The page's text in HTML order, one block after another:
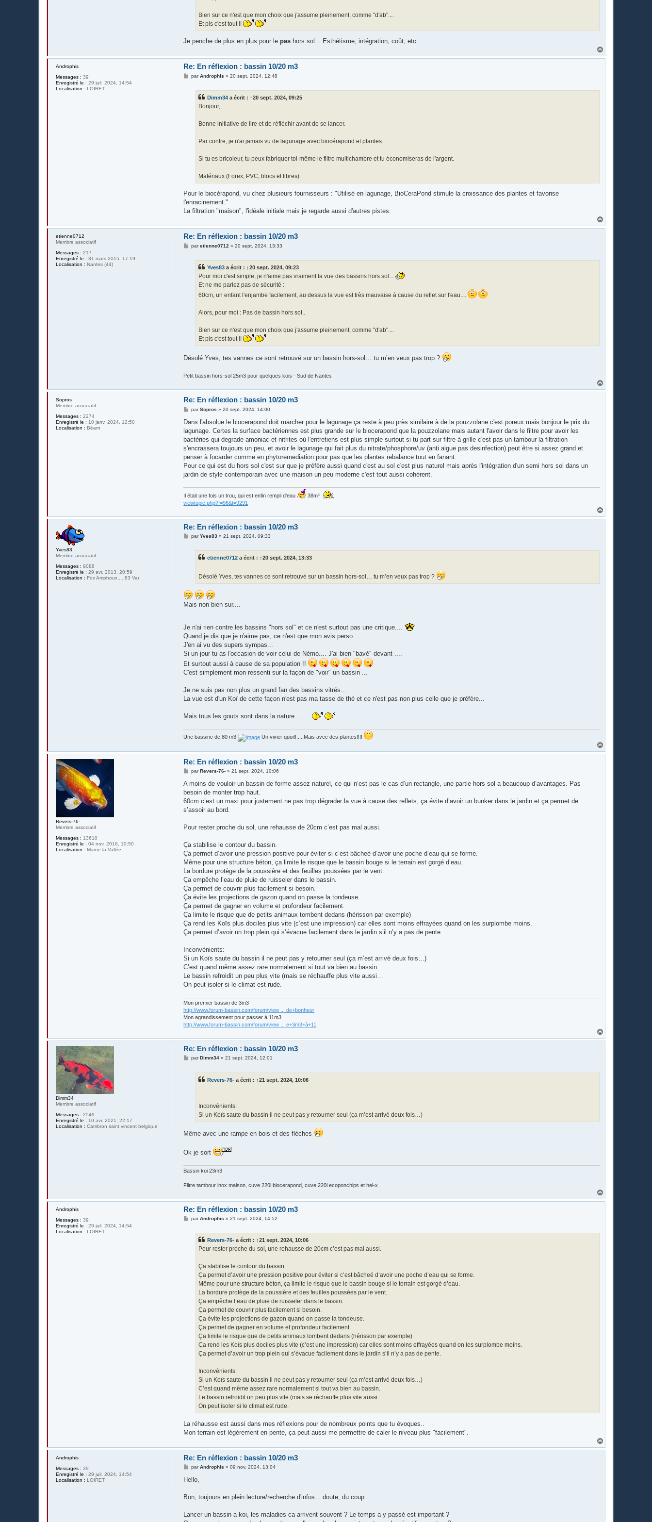
Bien sur ce n'est que mon choix que j'assume pleinement, comme "d'ab"....
Et pis c'est tout !!
Je penche de plus en plus pour le pas hors sol... Esthétisme, intégration, coût, etc...
a
Androphis
Messages : 39
Enregistré le : 29 juil. 2024, 14:54
Localisation : LOIRET
Re: En réflexion : bassin 10/20 m3
MparAndrophis »20 sept. 2024, 12:48
Dimm34 a écrit : ↑20 sept. 2024, 09:25
Bonjour,
Bonne initiative de lire et de réfléchir avant de se lancer.
Par contre, je n'ai jamais vu de lagunage avec biocérapond et plantes.
Si tu es bricoleur, tu peux fabriquer toi-même le filtre multichambre et tu économiseras de l'argent.
Matériaux (Forex, PVC, blocs et fibres).
Pour le biocérapond, vu chez plusieurs fournisseurs : "Utilisé en lagunage, BioCeraPond stimule la croissance des plantes et favorise
l'enracinement."
La filtration "maison", l'idéale initiale mais je regarde aussi d'autres pistes.
a
etienne0712
Membre associatif
Messages : 217
Enregistré le : 31 mars 2015, 17:19
Localisation : Nantes (44)
Re: En réflexion : bassin 10/20 m3
Mparetienne0712 »20 sept. 2024, 13:33
Yves83 a écrit : ↑20 sept. 2024, 09:23
Pour moi c'est simple, je n'aime pas vraiment la vue des bassins hors sol...
Et ne me parlez pas de sécurité :
60cm, un enfant l'enjambe facilement, au dessus la vue est très mauvaise à cause du reflet sur l'eau....
Alors, pour moi : Pas de bassin hors sol..
Bien sur ce n'est que mon choix que j'assume pleinement, comme "d'ab"....
Et pis c'est tout !!
Désolé Yves, tes vannes ce sont retrouvé sur un bassin hors-sol… tu m’en veux pas trop ?
Petit bassin hors-sol 25m3 pour quelques kois - Sud de Nantes
a
Sopros
Membre associatif
Messages : 2274
Enregistré le : 10 janv. 2024, 12:50
Localisation : Béarn
Re: En réflexion : bassin 10/20 m3
M
s
a
g
parSopros »20 sept. 2024, 14:00
Dans l'absolue le biocerapond doit marcher pour le lagunage ça reste à peu près similaire à de la pouzzolane c'est poreux mais bonjour le prix du
lagunage. Certes la surface bactériennes est plus grande sur le biocerapond que la pouzzolane mais autant l'avoir dans le filtre pour avoir les
bactéries qui degrade amoniac et nitrites où l'entretiens est plus simple surtout si tu part sur filtre à grille c'est pas un tambour la filtration
s'encrassera toujours un peu, et avoir le lagunage qui fait plus du nitrate/phosphore/uv (anti algue pas desinfection) peut être si assez grand et
penser à focarder comme en phytoremediation pour pas que les plantes rebalance tout en fanant.
Pour ce qui est du hors sol c'est sur que je préfère aussi quand c'est au sol c'est plus naturel mais après l'intégration d'un semi hors sol dans un
jardin de style contemporain avec une maison un peu moderne c'est tout aussi cohérent.
Il était une fois un trou, qui est enfin rempli d'eau
38m³
viewtopic.php?f=96&t=9291
a
Yves83
Membre associatif
Messages : 9088
Enregistré le : 29 avr. 2013, 20:59
Localisation : Fox Amphoux.....83 Var
Re: En réflexion : bassin 10/20 m3
MparYves83 »21 sept. 2024, 09:33
etienne0712 a écrit : ↑20 sept. 2024, 13:33
Désolé Yves, tes vannes ce sont retrouvé sur un bassin hors-sol… tu m’en veux pas trop ?
Mais non bien sur....
Je n'ai rien contre les bassins "hors sol" et ce n'est surtout pas une critique....
Quand je dis que je n'aime pas, ce n'est que mon avis perso..
J'en ai vu des supers sympas...
Si un jour tu as l'occasion de voir celui de Némo.... J'ai bien "bavé" devant ....
Et surtout aussi à cause de sa population !!
C'est simplement mon ressenti sur la façon de "voir" un bassin ...
Je ne suis pas non plus un grand fan des bassins vitrés...
La vue est d'un Koï de cette façon n'est pas ma tasse de thé et ce n'est pas non plus celle que je préfère...
Mais tous les gouts sont dans la nature........
Une bassine de 80 m3 Un vivier quoi!!.....Mais avec des plantes!!!!
a
Revers-76-
Membre associatif
Messages : 13610
Enregistré le : 04 nov. 2016, 10:50
Localisation : Marne la Vallée
Re: En réflexion : bassin 10/20 m3
M
s
a
g
parRevers-76- »21 sept. 2024, 10:06
A moins de vouloir un bassin de forme assez naturel, ce qui n’est pas le cas d’un rectangle, une partie hors sol a beaucoup d’avantages. Pas
besoin de monter trop haut.
60cm c’est un maxi pour justement ne pas trop dégrader la vue à cause des reflets, ça évite d’avoir un bunker dans le jardin et ça permet de
s’assoir au bord.
Pour rester proche du sol, une rehausse de 20cm c’est pas mal aussi.
Ça stabilise le contour du bassin.
Ça permet d’avoir une pression positive pour éviter si c’est bâcheé d’avoir une poche d’eau qui se forme.
Même pour une structure béton, ça limite le risque que le bassin bouge si le terrain est gorgé d’eau.
La bordure protège de la poussière et des feuilles poussées par le vent.
Ça empêche l’eau de pluie de ruisseler dans le bassin.
Ça permet de couvrir plus facilement si besoin.
Ça évite les projections de gazon quand on passe la tondeuse.
Ça permet de gagner en volume et profondeur facilement.
Ça limite le risque que de petits animaux tombent dedans (hérisson par exemple)
Ça rend les Koïs plus dociles plus vite (c’est une impression) car elles sont moins effrayées quand on les surplombe moins.
Ça permet d’avoir un trop plein qui s’évacue facilement dans le jardin s’il n’y a pas de pente.
Inconvénients:
Si un Koïs saute du bassin il ne peut pas y retourner seul (ça m’est arrivé deux fois…)
C’est quand même assez rare normalement si tout va bien au bassin.
Le bassin refroidit un peu plus vite (mais se réchauffe plus vite aussi…
On peut isoler si le climat est rude.
Mon premier bassin de 3m3
http://www.forum-bassin.com/forum/view ... de+bonheur
Mon agrandissement pour passer à 11m3
http://www.forum-bassin.com/forum/view ... e+3m3+à+11
a
Dimm34
Membre associatif
Messages : 2549
Enregistré le : 10 avr. 2021, 22:17
Localisation : Cambron saint vincent belgique
Re: En réflexion : bassin 10/20 m3
MparDimm34 »21 sept. 2024, 12:01
Revers-76- a écrit : ↑21 sept. 2024, 10:06
Inconvénients:
Si un Koïs saute du bassin il ne peut pas y retourner seul (ça m’est arrivé deux fois…)
Même avec une rampe en bois et des flèches
Ok je sort
Bassin koi 23m3
Filtre tambour inox maison, cuve 220l biocerapond, cuve 220l ecoponchips et hel-x .
a
Androphis
Messages : 39
Enregistré le : 29 juil. 2024, 14:54
Localisation : LOIRET
Re: En réflexion : bassin 10/20 m3
MparAndrophis »21 sept. 2024, 14:52
Revers-76- a écrit : ↑21 sept. 2024, 10:06
Pour rester proche du sol, une rehausse de 20cm c’est pas mal aussi.
Ça stabilise le contour du bassin.
Ça permet d’avoir une pression positive pour éviter si c’est bâcheé d’avoir une poche d’eau qui se forme.
Même pour une structure béton, ça limite le risque que le bassin bouge si le terrain est gorgé d’eau.
La bordure protège de la poussière et des feuilles poussées par le vent.
Ça empêche l’eau de pluie de ruisseler dans le bassin.
Ça permet de couvrir plus facilement si besoin.
Ça évite les projections de gazon quand on passe la tondeuse.
Ça permet de gagner en volume et profondeur facilement.
Ça limite le risque que de petits animaux tombent dedans (hérisson par exemple)
Ça rend les Koïs plus dociles plus vite (c’est une impression) car elles sont moins effrayées quand on les surplombe moins.
Ça permet d’avoir un trop plein qui s’évacue facilement dans le jardin s’il n’y a pas de pente.
Inconvénients:
Si un Koïs saute du bassin il ne peut pas y retourner seul (ça m’est arrivé deux fois…)
C’est quand même assez rare normalement si tout va bien au bassin.
Le bassin refroidit un peu plus vite (mais se réchauffe plus vite aussi…
On peut isoler si le climat est rude.
La réhausse est aussi dans mes réflexions pour de nombreux points que tu évoques..
Mon terrain est légèrement en pente, ça peut aussi me permettre de caler le niveau plus "facilement".
a
Androphis
Messages : 39
Enregistré le : 29 juil. 2024, 14:54
Localisation : LOIRET
Re: En réflexion : bassin 10/20 m3
M
s
g
parAndrophis »09 nov. 2024, 13:04
Hello,
Bon, toujours en plein lecture/recherche d'infos... doute, du coup...
Lancer un bassin a koi, les maladies ca arrivent souvent ? Le temps a y passé est important ?